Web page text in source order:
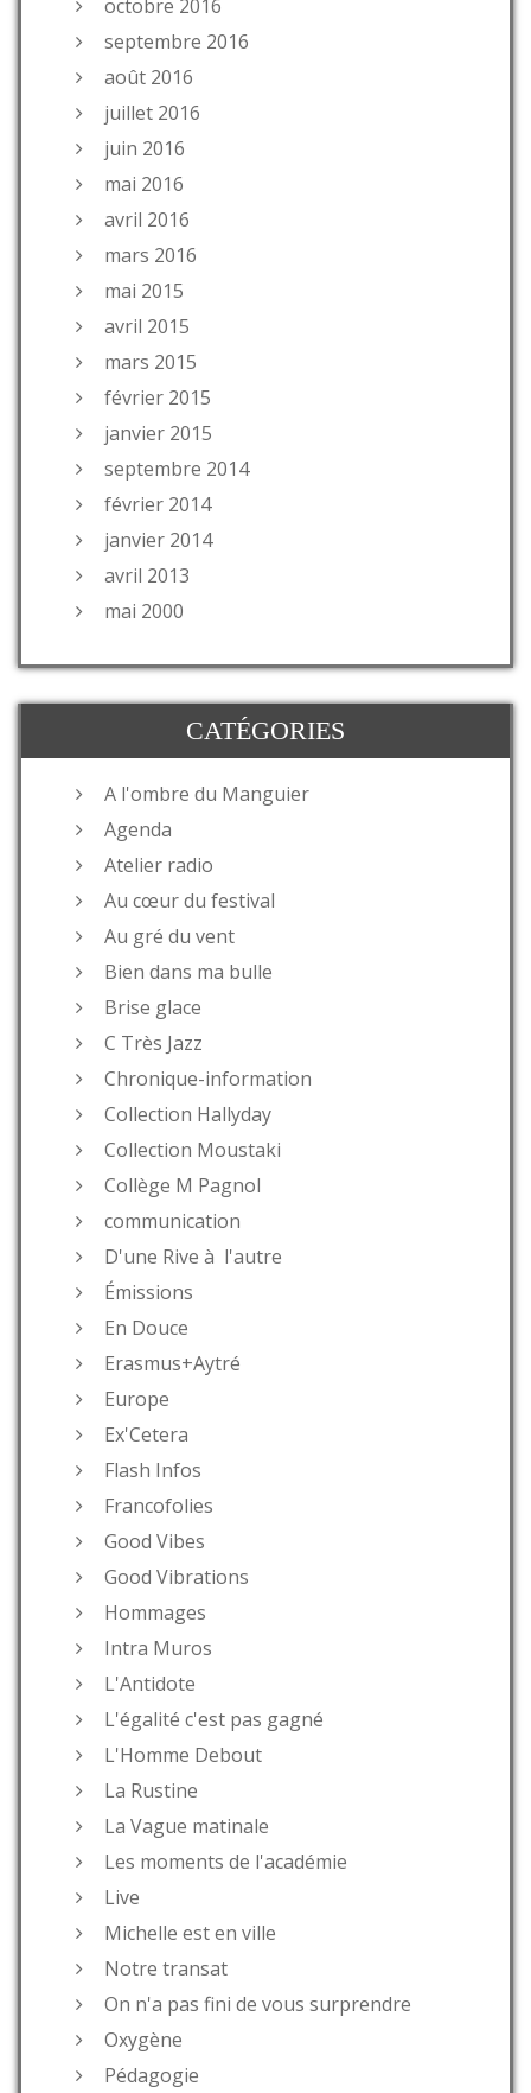
octobre 2016
septembre 2016
août 2016
juillet 2016
juin 2016
mai 2016
avril 2016
mars 2016
mai 2015
avril 2015
mars 2015
février 2015
janvier 2015
septembre 2014
février 2014
janvier 2014
avril 2013
mai 2000
CATÉGORIES
A l'ombre du Manguier
Agenda
Atelier radio
Au cœur du festival
Au gré du vent
Bien dans ma bulle
Brise glace
C Très Jazz
Chronique-information
Collection Hallyday
Collection Moustaki
Collège M Pagnol
communication
D'une Rive à l'autre
Émissions
En Douce
Erasmus+Aytré
Europe
Ex'Cetera
Flash Infos
Francofolies
Good Vibes
Good Vibrations
Hommages
Intra Muros
L'Antidote
L'égalité c'est pas gagné
L'Homme Debout
La Rustine
La Vague matinale
Les moments de l'académie
Live
Michelle est en ville
Notre transat
On n'a pas fini de vous surprendre
Oxygène
Pédagogie